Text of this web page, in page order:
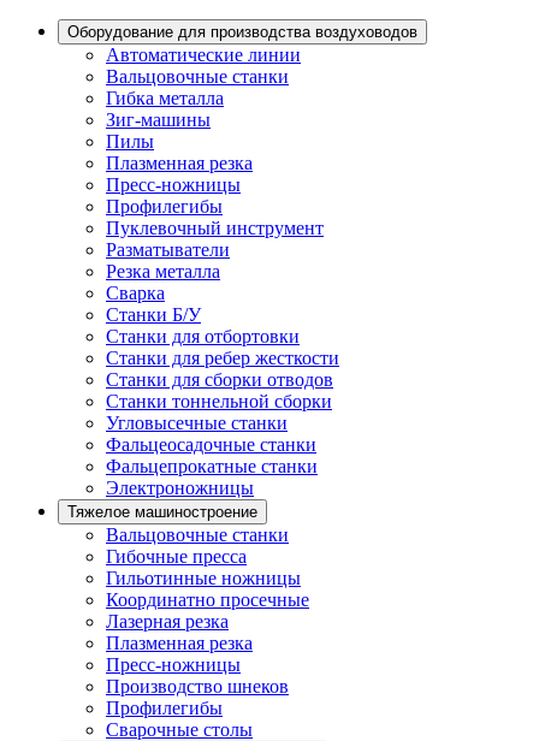
Оборудование для производства воздуховодов
Автоматические линии
Вальцовочные станки
Гибка металла
Зиг-машины
Пилы
Плазменная резка
Пресс-ножницы
Профилегибы
Пуклевочный инструмент
Разматыватели
Резка металла
Сварка
Станки Б/У
Станки для отбортовки
Станки для ребер жесткости
Станки для сборки отводов
Станки тоннельной сборки
Угловысечные станки
Фальцеосадочные станки
Фальцепрокатные станки
Электроножницы
Тяжелое машиностроение
Вальцовочные станки
Гибочные пресса
Гильотинные ножницы
Координатно просечные
Лазерная резка
Плазменная резка
Пресс-ножницы
Производство шнеков
Профилегибы
Сварочные столы